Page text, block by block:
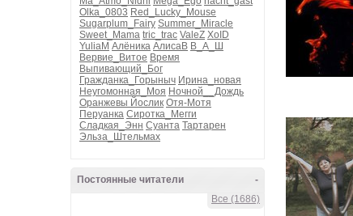
Olka_0803 Red_Lucky_Mouse
Sugarplum_Fairy Summer_Miracle
Sweet_Mama tric_trac ValeZ XoID
YuliaM Алёника АлисаВ В_А_Ш
Вервие_Витое Время
Выпивающий_Бог
Гражданка_Горыныч Ирина_новая
Неугомонная_Моя Ночной__Дождь
Оранжевы Йослик Отя-Мотя
Перуанка Сиротка_Мегги
Сладкая_Энн Суанта Тартарен
Эльза_Штельмах
-
Постоянные читатели
Все (1686)